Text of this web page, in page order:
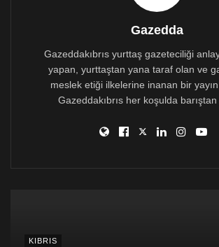
Gazedda
Gazeddakıbrıs yurttaş gazeteciliği
yapan, yurttaştan yana taraf olan ve
meslek etiği ilkelerine inanan bir yayın
Gazeddakıbrıs her koşulda barıştan
KIBRIS